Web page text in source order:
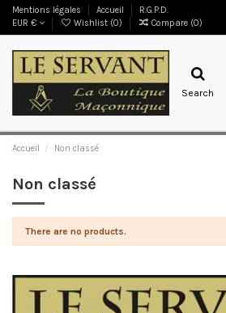
Mentions légales Accueil
R.G.P.D.
EUR €
Wishlist (0) Compare (0)
Search
Accueil Non classé
Non classé
There are no products.